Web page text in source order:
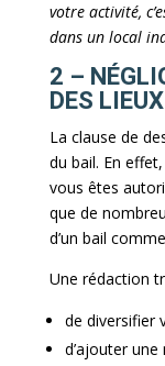
votre activité,
dans un local
2 –
DES LIEUX
La clause de
du bail. En
vous êtes
que de
d’un bail
Une rédaction
de diversifier
d’ajouter